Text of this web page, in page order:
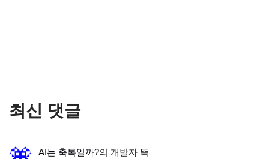
최신 댓글
AI는 축복일까?의 개발자 뜩